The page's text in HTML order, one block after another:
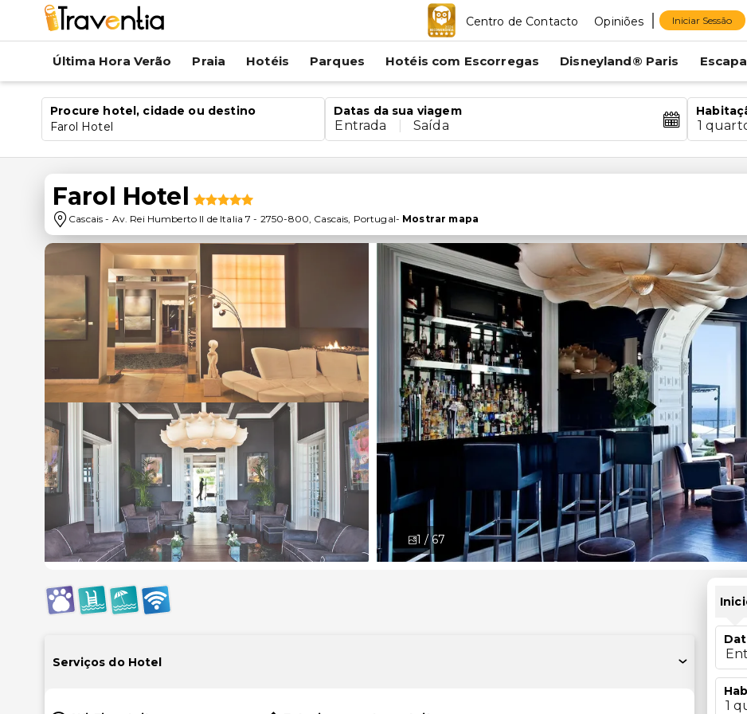
Centro de Contacto Opiniões Iniciar Sessão
Última Hora Verão Praia Hotéis Parques Hotéis com Escorregas Disneyland® Paris
Procure hotel, cidade ou destino
Farol Hotel
Datas da sua viagem
Entrada Saída 1
Farol Hotel
Cascais - Av. Rei Humberto II de Italia 7 - 2750-800, Cascais, Portugal- Mostrar mapa
1 /67
Serviços do Hotel
1